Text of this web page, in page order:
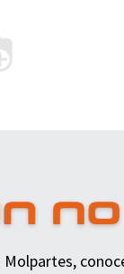
Molpartes,